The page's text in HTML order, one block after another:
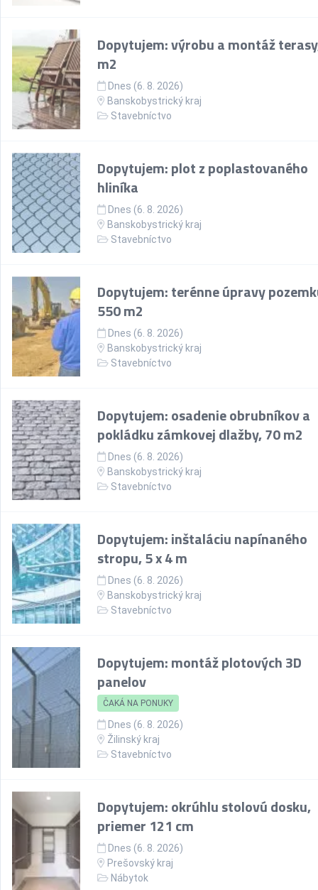
Dopytujem: výrobu a montáž
m2
Dnes (6. 8. 2026)
Banskobystrický kraj
Stavebníctvo
Dopytujem: plot z poplastovaného
hliníka
Dnes (6. 8. 2026)
Banskobystrický kraj
Stavebníctvo
Dopytujem: terénne úpravy
550 m2
Dnes (6. 8. 2026)
Banskobystrický kraj
Stavebníctvo
Dopytujem: osadenie obrubníkov a
pokládku zámkovej dlažby, 70 m2
Dnes (6. 8. 2026)
Banskobystrický kraj
Stavebníctvo
Dopytujem: inštaláciu napínaného
stropu, 5 x 4 m
Dnes (6. 8. 2026)
Banskobystrický kraj
Stavebníctvo
Dopytujem: montáž plotových 3D
panelov
ČAKÁ NA PONUKY
Dnes (6. 8. 2026)
Žilinský kraj
Stavebníctvo
Dopytujem: okrúhlu stolovú dosku,
priemer 121 cm
Dnes (6. 8. 2026)
Prešovský kraj
Nábytok